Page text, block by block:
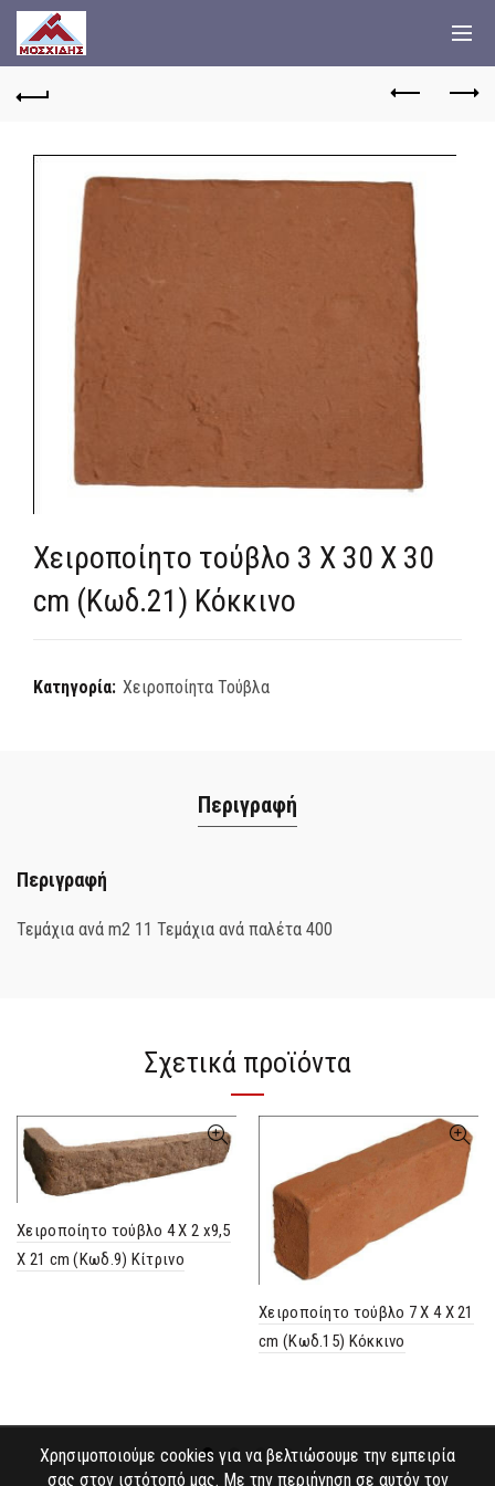
Χειροποίητο τούβλο 3 Χ 30 Χ 30
cm (Κωδ.21) Κόκκινο
Κατηγορία: Χειροποίητα Τούβλα
Περιγραφή
Περιγραφή
Τεμάχια ανά m2 11 Τεμάχια ανά παλέτα 400
Σχετικά προϊόντα
Χειροποίητο τούβλο 4 Χ 2 x9,5
Χ 21 cm (Κωδ.9) Κίτρινο
Χειροποίητο τούβλο 7 Χ 4 Χ 21
cm (Κωδ.15) Κόκκινο
Χρησιμοποιούμε cookies για να βελτιώσουμε την εμπειρία
σας στον ιστότοπό μας. Με την περιήγηση σε αυτόν τον